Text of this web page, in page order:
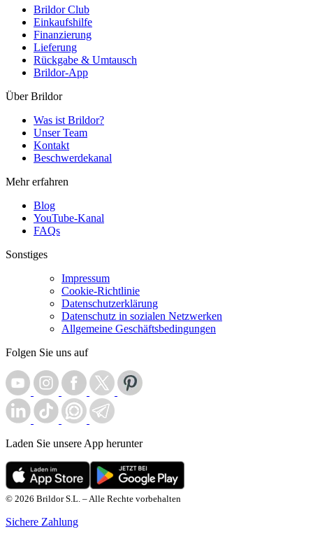
Brildor Club
Einkaufshilfe
Finanzierung
Lieferung
Rückgabe & Umtausch
Brildor-App
Über Brildor
Was ist Brildor?
Unser Team
Kontakt
Beschwerdekanal
Mehr erfahren
Blog
YouTube-Kanal
FAQs
Sonstiges
Impressum
Cookie-Richtlinie
Datenschutzerklärung
Datenschutz in sozialen Netzwerken
Allgemeine Geschäftsbedingungen
Folgen Sie uns auf
Laden Sie unsere App herunter
© 2026 Brildor S.L. – Alle Rechte vorbehalten
Sichere Zahlung